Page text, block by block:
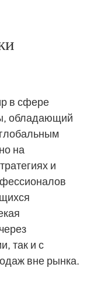
в сфере
обладающий
на
и
так и с
вне рынка.